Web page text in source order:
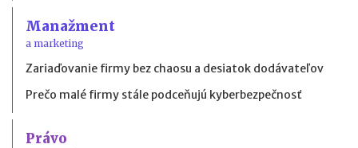
Manažment
a marketing
Zariaďovanie firmy bez chaosu a desiatok dodávateľov
Prečo malé firmy stále podceňujú kyberbezpečnosť
Právo